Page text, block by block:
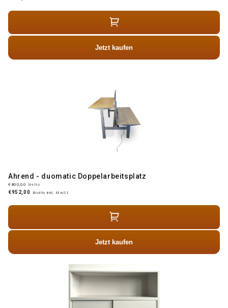
Jetzt kaufen
Ahrend - duomatic Doppelarbeitsplatz
€800,00 Netto
€952,00 Brutto inkl. MwSt.
Jetzt kaufen